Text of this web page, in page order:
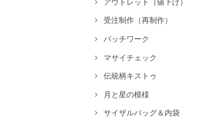
受注制作（再制作）
パッチワーク
マサイチェック
伝統柄キストゥ
月と星の模様
サイザルバッグ＆内袋